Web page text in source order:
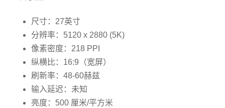
尺寸：27英寸
分辨率：5120 x 2880 (5K)
像素密度：218 PPI
纵横比：16:9（宽屏）
刷新率：48-60赫兹
输入延迟：未知
亮度：500 厘米/平方米